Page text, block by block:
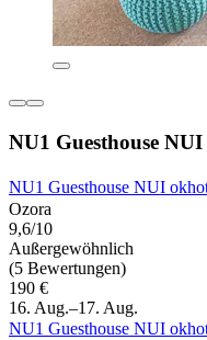
NU1 Guesthouse
NU1 Guesthouse NUI
Ozora
9,6/10
Außergewöhnlich
(5 Bewertungen)
190 €
16. Aug.–17. Aug.
NU1 Guesthouse NUI